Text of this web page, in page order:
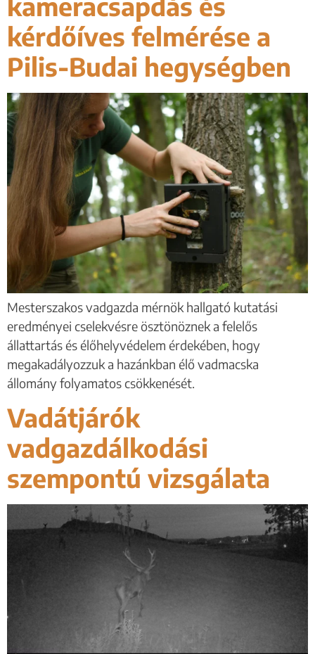
kérdőíves felmérése a
Pilis-Budai hegységben
Mesterszakos vadgazda mérnök hallgató kutatási
eredményei cselekvésre ösztönöznek a felelős
állattartás és élőhelyvédelem érdekében, hogy
megakadályozzuk a hazánkban élő vadmacska
állomány folyamatos csökkenését.
Vadátjárók
vadgazdálkodási
szempontú vizsgálata